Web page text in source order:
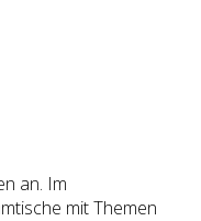
an. Im
mit Themen